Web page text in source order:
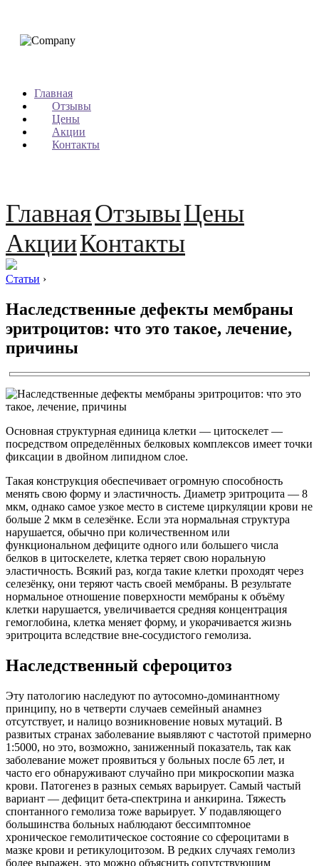
Главная
Отзывы
Цены
Акции
Контакты
ГлавнаяОтзывыЦены
АкцииКонтакты
Статьи ›
Наследственные дефекты мембраны
эритроцитов: что это такое, лечение,
причины
Основная структурная единица клетки — цитоскелет —
посредством определённых белковых комплексов имеет точки
фиксации в двойном липидном слое.
Такая конструкция обеспечивает огромную способность
менять свою форму и эластичность. Диаметр эритроцита — 8
мкм, однако самое узкое место в системе циркуляции крови не
больше 2 мкм в селезёнке. Если эта нормальная структура
нарушается, обычно при количественном или
функциональном дефиците одного или большего числа
белков в цитоскелете, клетка теряет свою норальную
эластичность. Всякий раз, когда такие клетки проходят через
селезёнку, они теряют часть своей мембраны. В результате
нормальное отношение поверхности мембраны к объёму
клетки нарушается, увеличивается средняя концентрация
гемоглобина, клетка меняет форму, и укорачивается жизнь
эритроцита вследствие вне-сосудистого гемолиза.
Наследственный сфероцитоз
Эту патологию наследуют по аутосомно-доминантному
принципу, но в четверти случаев семейный анамнез
отсутствует, и налицо возникновение новых мутаций. В
развитых странах заболевание выявляют с частотой примерно
1:5000, но это, возможно, заниженный показатель, так как
заболевание может проявиться у больных после 65 лет, и
часто его обнаруживают случайно при микроскопии мазка
крови. Патогенез в разных семьях варьирует. Самый частый
вариант — дефицит бета-спектрина и анкирина. Тяжесть
спонтанного гемолиза тоже варьирует. У подавляющего
большинства больных наблюдают бессимптомное
хроническое гемолитическое состояние со сфероцитами в
мазке крови и ретикулоцитозом. В редких случаях гемолиз
более выражен, это можно объяснить сопутствующим